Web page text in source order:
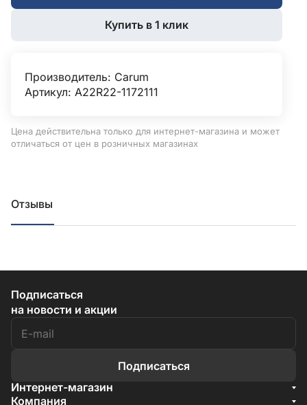
Купить в 1 клик
Производитель: Carum
Артикул: А22R22-1172111
Цена действительна только для интернет-магазина и может
отличаться от цен в розничных магазинах
Отзывы
Подписаться
на новости и акции
Подписаться
Интернет-магазин
Акции
Компания